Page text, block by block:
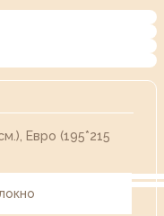
Евро (195*215